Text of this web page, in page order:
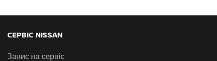
СЕРВІС NISSAN
Запис на сервіс